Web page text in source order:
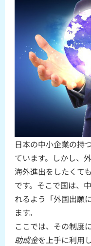
日本の中小企業の持
ています。しかし、
海外進出をしたくて
です。そこで国は、
れるよう「外国出願
ます。
ここでは、その制度
助成金を上手に利用